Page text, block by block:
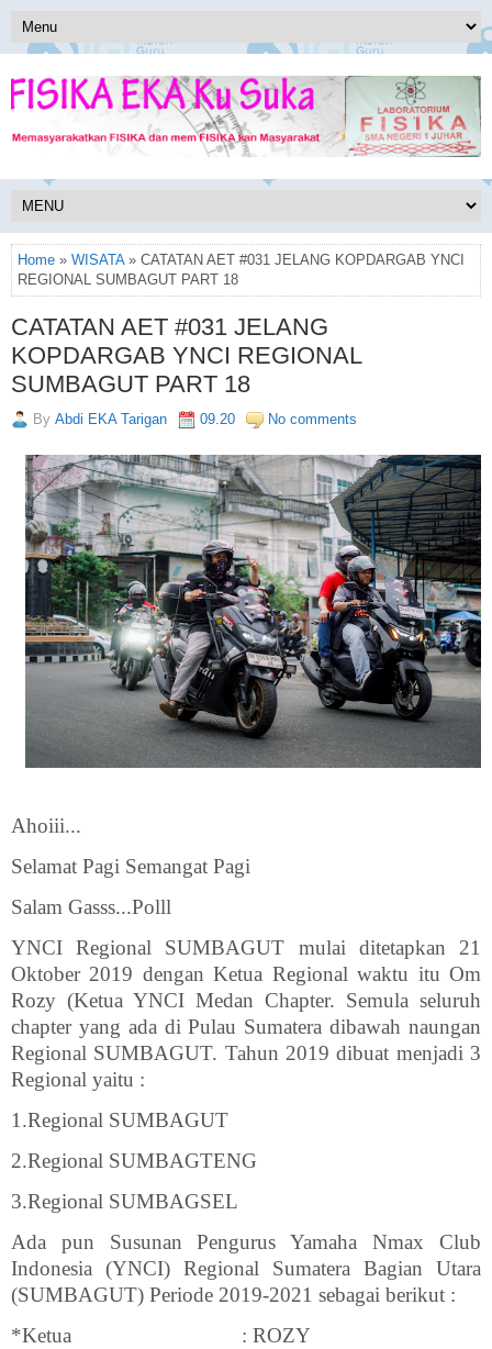
Home » WISATA» CATATAN AET #031 JELANG KOPDARGAB YNCI
REGIONAL SUMBAGUT PART 18
CATATAN AET #031 JELANG
KOPDARGAB YNCI REGIONAL
SUMBAGUT PART 18
By Abdi EKA Tarigan 09.20 No comments
Ahoiii...
Selamat Pagi Semangat Pagi
Salam Gasss...Polll
YNCI Regional SUMBAGUT mulai ditetapkan 21
Oktober 2019 dengan Ketua Regional waktu itu Om
Rozy (Ketua YNCI Medan Chapter. Semula seluruh
chapter yang ada di Pulau Sumatera dibawah naungan
Regional SUMBAGUT. Tahun 2019 dibuat menjadi 3
Regional yaitu :
1.Regional SUMBAGUT
2.Regional SUMBAGTENG
3.Regional SUMBAGSEL
Ada pun Susunan Pengurus Yamaha Nmax Club
Indonesia (YNCI) Regional Sumatera Bagian Utara
(SUMBAGUT) Periode 2019-2021 sebagai berikut :
*Ketua
: ROZY